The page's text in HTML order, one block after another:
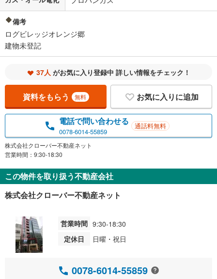
備考
ログビレッジオレンジ郷
建物未登記
37人 がお気に入り登録中 詳しい情報をチェック！
資料をもらう 無料 お気に入りに追加
電話で問い合わせる
0078-6014-55859
通話料無料
株式会社クローバー不動産ネット
営業時間：9:30-18:30
この物件を取り扱う不動産会社
株式会社クローバー不動産ネット
営業時間 9:30-18:30
定休日
日曜・祝日
0078-6014-55859